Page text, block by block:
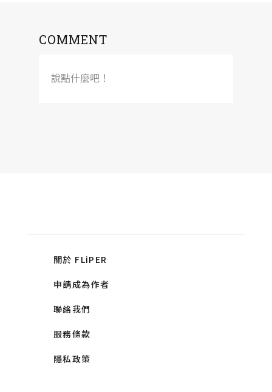
COMMENT
說點什麼吧！
關於 FLiPER
申請成為作者
聯絡我們
服務條款
隱私政策